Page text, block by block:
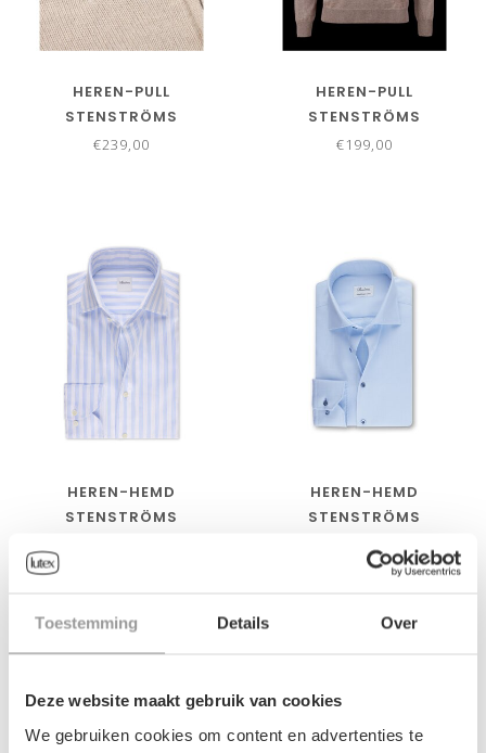
Toestemming Details Over
Deze website maakt gebruik van cookies
We gebruiken cookies om content en advertenties te
HEREN-PULL
STENSTRÖMS
€239,00
HEREN-PULL
STENSTRÖMS
€199,00
HEREN-HEMD
STENSTRÖMS
HEREN-HEMD
STENSTRÖMS
€175,00